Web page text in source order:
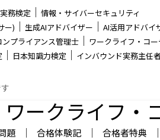
務検定 │ 情報・サイバーセキュリティ
ー) │ 生成AIアドバイザー │ AI活用アドバイ
プライアンス管理士 │ ワークライフ・コ
│ 日本知識力検定 │ インバウンド実務主任
ワークライフ・
題 │ 合格体験記 │ 合格者特典 │